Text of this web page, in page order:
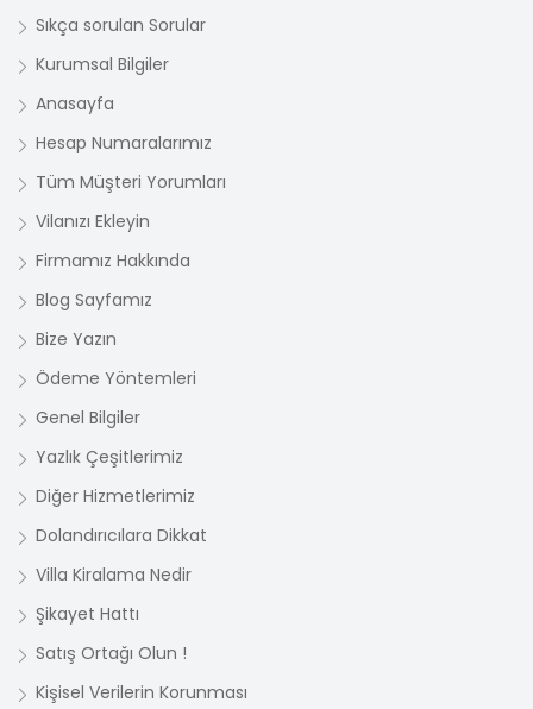
Sıkça sorulan Sorular
Kurumsal Bilgiler
Anasayfa
Hesap Numaralarımız
Tüm Müşteri Yorumları
Vilanızı Ekleyin
Firmamız Hakkında
Blog Sayfamız
Bize Yazın
Ödeme Yöntemleri
Genel Bilgiler
Yazlık Çeşitlerimiz
Diğer Hizmetlerimiz
Dolandırıcılara Dikkat
Villa Kiralama Nedir
Şikayet Hattı
Satış Ortağı Olun !
Kişisel Verilerin Korunması